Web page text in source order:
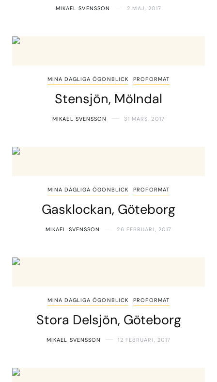
MIKAEL SVENSSON 2 MAJ, 2017
MINA DAGLIGA ÖGONBLICK PROFORMAT
Stensjön, Mölndal
MIKAEL SVENSSON 31 MARS, 2017
MINA DAGLIGA ÖGONBLICK PROFORMAT
Gasklockan, Göteborg
MIKAEL SVENSSON 26 FEBRUARI, 2017
MINA DAGLIGA ÖGONBLICK PROFORMAT
Stora Delsjön, Göteborg
MIKAEL SVENSSON 12 FEBRUARI, 2017